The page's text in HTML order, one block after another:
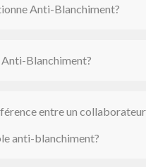
Anti-Blanchiment?
Blanchiment?
entre un
anti-blanchiment?